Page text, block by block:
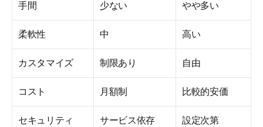
手間 少ない やや多い
柔軟性 中 高い
カスタマイズ 制限あり 自由
コスト 月額制 比較的安価
セキュリティ サービス依存 設定次第